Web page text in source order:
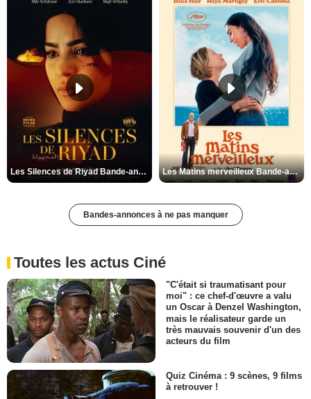
Les Silences de Riyad Bande-annonce VO STFR Les Matins merveilleux Bande-annonce VF
Bandes-annonces à ne pas manquer
Toutes les actus Ciné
"C'était si traumatisant pour
moi" : ce chef-d'œuvre a valu
un Oscar à Denzel Washington,
mais le réalisateur garde un
très mauvais souvenir d'un des
acteurs du film
Quiz Cinéma : 9 scènes, 9 films
à retrouver !